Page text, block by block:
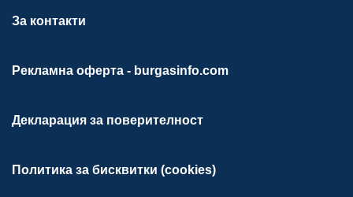
За контакти
Рекламна оферта - burgasinfo.com
Декларация за поверителност
Политика за бисквитки (cookies)